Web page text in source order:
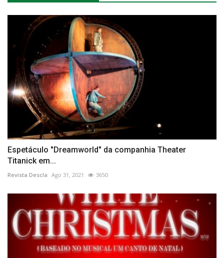
Espetáculo "Dreamworld" da companhia Theater
Titanick em...
Revista Descla Ago 31, 2021 3650